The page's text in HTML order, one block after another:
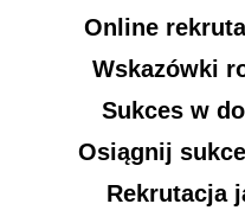
Online
Wskazówki
Sukces w
Osiągnij
Rekrutacja